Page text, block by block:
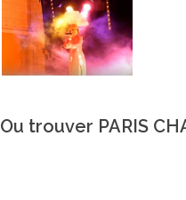
Ou trouver PARIS